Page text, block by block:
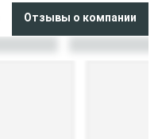
Отзывы о компании